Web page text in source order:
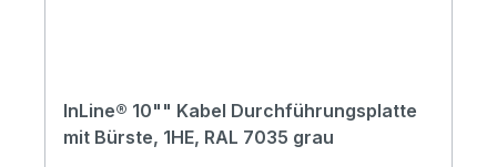
InLine® 10"" Kabel Durchführungsplatte
mit Bürste, 1HE, RAL 7035 grau